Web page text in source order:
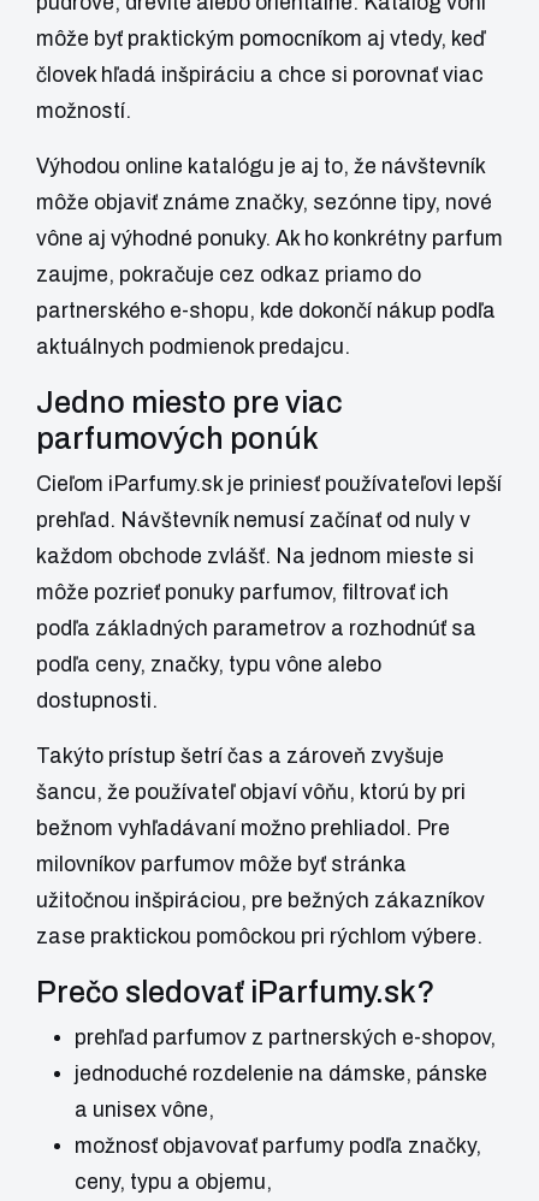
môže byť praktickým pomocníkom aj vtedy, keď
človek hľadá inšpiráciu a chce si porovnať viac
možností.
Výhodou online katalógu je aj to, že návštevník
môže objaviť známe značky, sezónne tipy, nové
vône aj výhodné ponuky. Ak ho konkrétny parfum
zaujme, pokračuje cez odkaz priamo do
partnerského e-shopu, kde dokončí nákup podľa
aktuálnych podmienok predajcu.
Jedno miesto pre viac
parfumových ponúk
Cieľom iParfumy.sk je priniesť používateľovi lepší
prehľad. Návštevník nemusí začínať od nuly v
každom obchode zvlášť. Na jednom mieste si
môže pozrieť ponuky parfumov, filtrovať ich
podľa základných parametrov a rozhodnúť sa
podľa ceny, značky, typu vône alebo
dostupnosti.
Takýto prístup šetrí čas a zároveň zvyšuje
šancu, že používateľ objaví vôňu, ktorú by pri
bežnom vyhľadávaní možno prehliadol. Pre
milovníkov parfumov môže byť stránka
užitočnou inšpiráciou, pre bežných zákazníkov
zase praktickou pomôckou pri rýchlom výbere.
Prečo sledovať iParfumy.sk?
prehľad parfumov z partnerských e-shopov,
jednoduché rozdelenie na dámske, pánske
a unisex vône,
možnosť objavovať parfumy podľa značky,
ceny, typu a objemu,